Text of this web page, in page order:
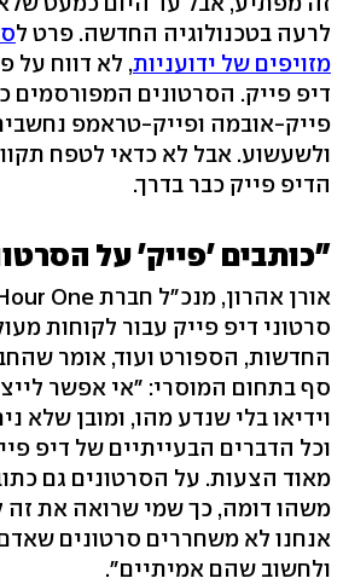
לרעה בטכנולוגיה החדשה. פרט ל
מזויפים של ידועניות, לא דווח על
דיפ פייק. הסרטונים המפורסמים
פייק-אובמה ופייק-טראמפ
ולשעשוע. אבל לא כדאי לטפח
הדיפ פייק כבר בדרך.
"כותבים 'פייק' על
סרטוני דיפ פייק עבור לקוחות
החדשות, הספורט ועוד, אומר
סף בתחום המוסרי: "אי אפשר
וידיאו בלי שנדע מהו, ומובן שלא
וכל הדברים הבעייתיים של דיפ
מאוד הצעות. על הסרטונים גם
משהו דומה, כך שמי שרואה את זה
אנחנו לא משחררים סרטונים
ולחשוב שהם אמיתיים".